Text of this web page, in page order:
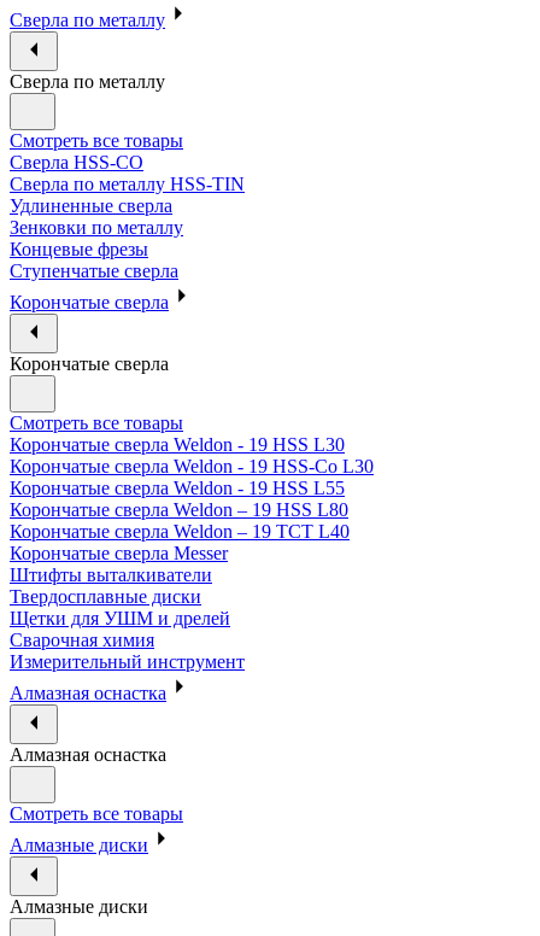
Сверла по металлу
Сверла по металлу
Смотреть все товары
Сверла HSS-CO
Сверла по металлу HSS-TIN
Удлиненные сверла
Зенковки по металлу
Концевые фрезы
Ступенчатые сверла
Корончатые сверла
Корончатые сверла
Смотреть все товары
Корончатые сверла Weldon - 19 HSS L30
Корончатые сверла Weldon - 19 HSS-Co L30
Корончатые сверла Weldon - 19 HSS L55
Корончатые сверла Weldon – 19 HSS L80
Корончатые сверла Weldon – 19 TCT L40
Корончатые сверла Messer
Штифты выталкиватели
Твердосплавные диски
Щетки для УШМ и дрелей
Сварочная химия
Измерительный инструмент
Алмазная оснастка
Алмазная оснастка
Смотреть все товары
Алмазные диски
Алмазные диски